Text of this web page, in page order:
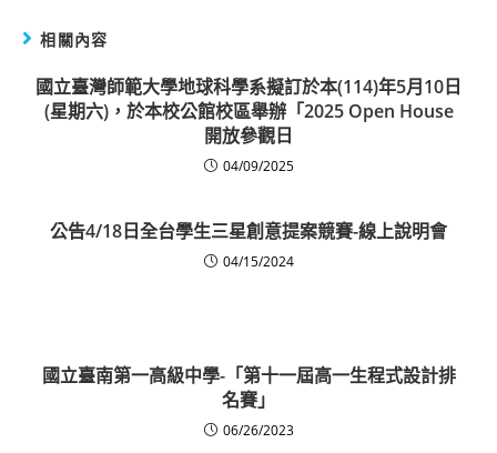
相關內容
國立臺灣師範大學地球科學系擬訂於本(114)年5月10日
(星期六)，於本校公館校區舉辦「2025 Open House
開放參觀日
04/09/2025
公告4/18日全台學生三星創意提案競賽-線上說明會
04/15/2024
國立臺南第一高級中學-「第十一屆高一生程式設計排
名賽」
06/26/2023